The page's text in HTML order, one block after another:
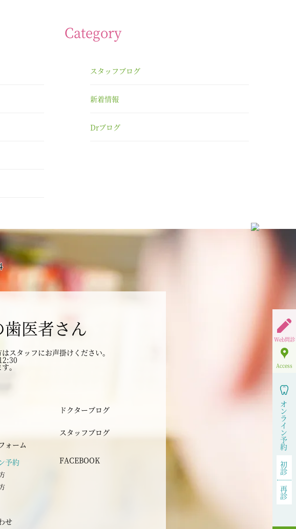
Web問診
Access
オ
ン
ラ
イ
ン
予
約
初
診
再
診
Category
スタッフブログ
新着情報
Drブログ
医者さん
スタッフにお声掛けください。
す。
ォーム
予約
せ
ドクターブログ
スタッフブログ
FACEBOOK